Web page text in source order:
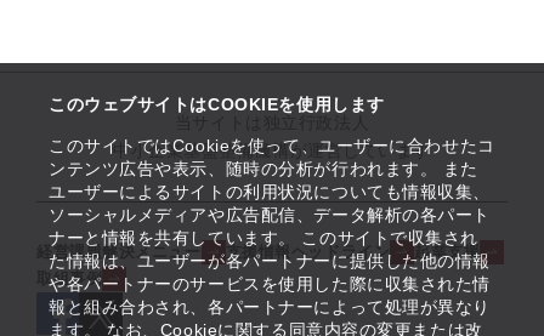
このウェブサイトはCOOKIEを使用します
このサイトではCookieを使って、ユーザーに合わせたコ
ンテンツ広告や表示、随時の分析が行われます。 また
ユーザーによるサイトの利用状況についても情報収集、
ソーシャルメディアや広告配信、データ解析の各パート
ナーと情報を共有しています。 このサイトで収集され
た情報は、ユーザーが各パートナーに提供した他の情報
や各パートナーのサービスを使用した際に収集された情
報と組み合わされ、各パートナーによって処理が異なり
ます。 なお、Cookieに関する同意内容の変更または改
中小企業基盤整備機構が運営しています
経営課題解決メニュー 支援情報ヘッドライン
起業支援
取組事例